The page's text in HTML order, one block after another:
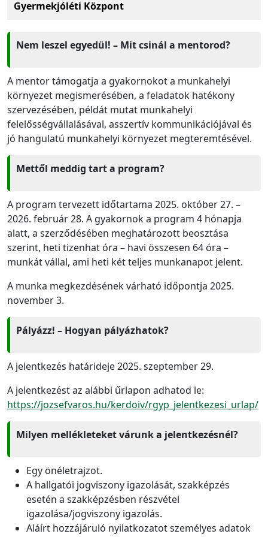
Gyermekjóléti Központ
Nem leszel egyedül! – Mit csinál a mentorod?
A mentor támogatja a gyakornokot a munkahelyi
környezet megismerésében, a feladatok hatékony
szervezésében, példát mutat munkahelyi
felelősségvállalásával, asszertív kommunikációjával és
jó hangulatú munkahelyi környezet megteremtésével.
Mettől meddig tart a program?
A program tervezett időtartama 2025. október 27. –
2026. február 28. A gyakornok a program 4 hónapja
alatt, a szerződésében meghatározott beosztása
szerint, heti tizenhat óra – havi összesen 64 óra –
munkát vállal, ami heti két teljes munkanapot jelent.
A munka megkezdésének várható időpontja 2025.
november 3.
Pályázz! – Hogyan pályázhatok?
A jelentkezés határideje 2025. szeptember 29.
A jelentkezést az alábbi űrlapon adhatod le:
https://jozsefvaros.hu/kerdoiv/rgyp_jelentkezesi_urlap/
Milyen mellékleteket várunk a jelentkezésnél?
Egy önéletrajzot.
A hallgatói jogviszony igazolását, szakképzés
esetén a szakképzésben részvétel
igazolása/jogviszony igazolás.
Aláírt hozzájáruló nyilatkozatot személyes adatok